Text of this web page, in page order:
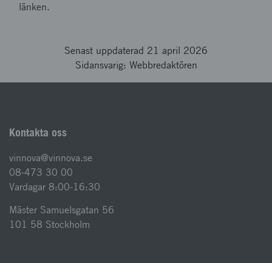
länken.
Senast uppdaterad 21 april 2026
Sidansvarig: Webbredaktören
Kontakta oss
vinnova@vinnova.se
08-473 30 00
Vardagar 8:00-16:30
Mäster Samuelsgatan 56
101 58 Stockholm